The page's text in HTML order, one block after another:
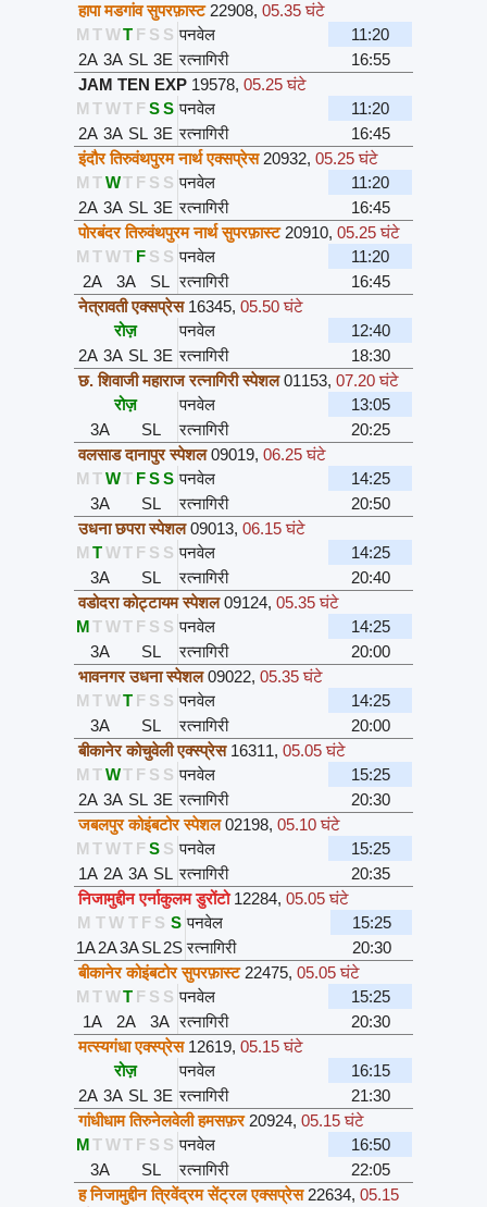
हापा मडगांव सुपरफ़ास्ट 22908,05.35 घंटे
M TWT F S S पनवेल
11:20
2A 3A SL 3E रत्नागिरी
16:55
JAM TEN EXP 19578,05.25 घंटे
M TWT FS S पनवेल
11:20
2A 3A SL 3E रत्नागिरी
16:45
इंदौर तिरुवंथपुरम नार्थ एक्सप्रेस 20932,05.25 घंटे
M TWT F S S पनवेल
11:20
2A 3A SL 3E रत्नागिरी
16:45
पोरबंदर तिरुवंथपुरम नार्थ सुपरफ़ास्ट 20910,05.25 घंटे
M TWT F S S पनवेल
11:20
2A
3A SL रत्नागिरी
16:45
नेत्रावती एक्सप्रेस 16345,05.50 घंटे
रोज़
पनवेल
12:40
2A 3A SL 3E रत्नागिरी
18:30
छ. शिवाजी महाराज रत्नागिरी स्पेशल 01153,07.20 घंटे
रोज़
पनवेल
13:05
3A
SL रत्नागिरी
20:25
वलसाड दानापुर स्पेशल 09019,06.25 घंटे
M TWT FS S पनवेल
14:25
3A
SL रत्नागिरी
20:50
उधना छपरा स्पेशल 09013,06.15 घंटे
M TWT F S S पनवेल
14:25
3A
SL रत्नागिरी
20:40
वडोदरा कोट्टायम स्पेशल 09124,05.35 घंटे
MTWT F S S पनवेल
14:25
3A
SL रत्नागिरी
20:00
भावनगर उधना स्पेशल 09022,05.35 घंटे
M TWT F S S पनवेल
14:25
3A
SL रत्नागिरी
20:00
बीकानेर कोचुवेली एक्स्प्रेस 16311,05.05 घंटे
M TWT F S S पनवेल
15:25
2A 3A SL 3E रत्नागिरी
20:30
जबलपुर कोइंबटोर स्पेशल 02198,05.10 घंटे
M TWT FS S पनवेल
15:25
1A 2A 3A SL रत्नागिरी
20:35
निजामुद्दीन एर्नाकुलम डुरोंटो 12284,05.05 घंटे
M T W T F S S पनवेल
15:25
1A2A3ASL2S रत्नागिरी
20:30
बीकानेर कोइंबटोर सुपरफ़ास्ट 22475,05.05 घंटे
M TWT F S S पनवेल
15:25
1A
2A 3A रत्नागिरी
20:30
मत्स्यगंधा एक्स्प्रेस 12619,05.15 घंटे
रोज़
पनवेल
16:15
2A 3A SL 3E रत्नागिरी
21:30
गांधीधाम तिरुनेलवेली हमसफ़र 20924,05.15 घंटे
MTWT F S S पनवेल
16:50
3A
SL रत्नागिरी
22:05
ह निजामुद्दीन त्रिवेंद्रम सेंट्रल एक्सप्रेस 22634,05.15